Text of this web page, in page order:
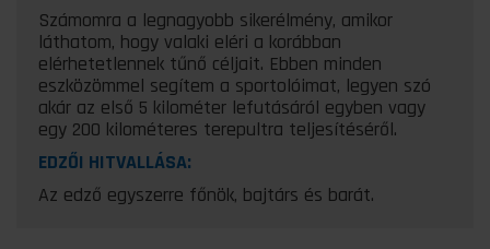
Számomra a legnagyobb sikerélmény, amikor
láthatom, hogy valaki eléri a korábban
elérhetetlennek tűnő céljait. Ebben minden
eszközömmel segítem a sportolóimat, legyen szó
akár az első 5 kilométer lefutásáról egyben vagy
egy 200 kilométeres terepultra teljesítéséről.
EDZŐI HITVALLÁSA:
Az edző egyszerre főnök, bajtárs és barát.